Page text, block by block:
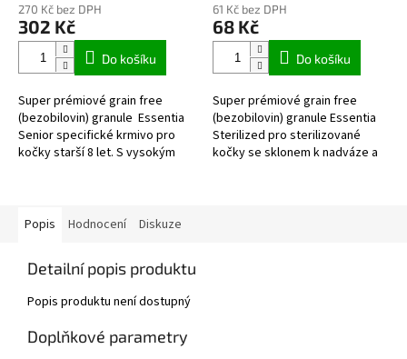
270 Kč bez DPH
302 Kč
Do košíku
Super prémiové grain free
(bezobilovin) granule Essentia
Senior specifické krmivo pro
kočky starší 8 let. S vysokým
61 Kč bez DPH
68 Kč
Do košíku
Super prémiové grain free
(bezobilovin) granule Essentia
Sterilized pro sterilizované
kočky se sklonem k nadváze a
Popis Hodnocení Diskuze
Detailní popis produktu
Popis produktu není dostupný
Doplňkové parametry